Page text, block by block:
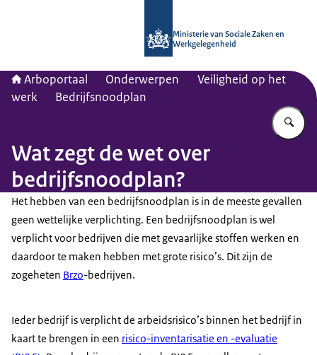
Ministerie van Sociale Zaken en
Werkgelegenheid
Arboportaal Onderwerpen
Veiligheid op het
werk
Bedrijfsnoodplan
Wat zegt de wet over
bedrijfsnoodplan?
Het hebben van een bedrijfsnoodplan is in de meeste gevallen
geen wettelijke verplichting. Een bedrijfsnoodplan is wel
verplicht voor bedrijven die met gevaarlijke stoffen werken en
daardoor te maken hebben met grote risico’s. Dit zijn de
zogeheten Brzo-bedrijven.
Ieder bedrijf is verplicht de arbeidsrisico’s binnen het bedrijf in
kaart te brengen in een risico-inventarisatie en -evaluatie